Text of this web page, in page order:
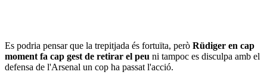
Es podria pensar que la trepitjada és fortuïta, però Rüdiger en cap
moment fa cap gest de retirar el peu ni tampoc es disculpa amb el
defensa de l'Arsenal un cop ha passat l'acció.